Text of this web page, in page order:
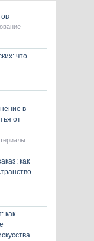
что
в
от
как
как